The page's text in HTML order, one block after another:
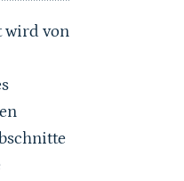
wird von